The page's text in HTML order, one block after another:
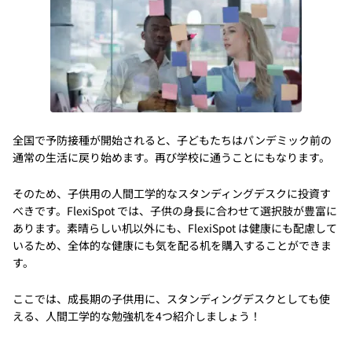
全国で予防接種が開始されると、子どもたちはパンデミック前の
通常の生活に戻り始めます。再び学校に通うことにもなります。
そのため、子供用の人間工学的なスタンディングデスクに投資す
べきです。FlexiSpot では、子供の身長に合わせて選択肢が豊富に
あります。素晴らしい机以外にも、FlexiSpot は健康にも配慮して
いるため、全体的な健康にも気を配る机を購入することができま
す。
ここでは、成長期の子供用に、スタンディングデスクとしても使
える、人間工学的な勉強机を4つ紹介しましょう！